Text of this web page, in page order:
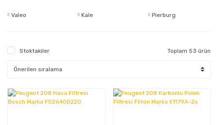
Valeo Kale Pierburg
Stoktakiler Toplam 53 ürün